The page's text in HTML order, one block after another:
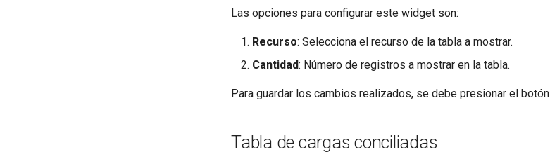
Las opciones para configurar este widget son:
Recurso: Selecciona el recurso de la tabla a mostrar.
Cantidad: Número de registros a mostrar en la tabla.
Para guardar los cambios realizados, se debe presionar el botón
Tabla de cargas conciliadas